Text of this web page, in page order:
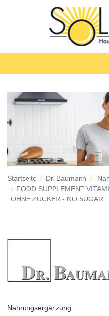
Startseite Dr. Baumann
FOOD SUPPLEMENT
OHNE ZUCKER - NO SUGAR
Nahrungsergänzung